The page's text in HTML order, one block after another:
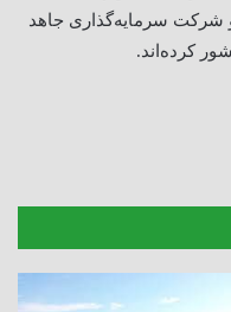
حدود ۷ هزار تن و شرکت سرمایه‌گذاری جاهد